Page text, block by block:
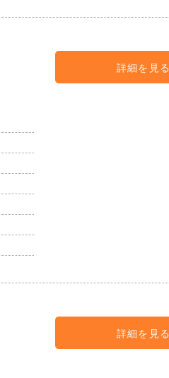
詳細を見る
詳細を見る